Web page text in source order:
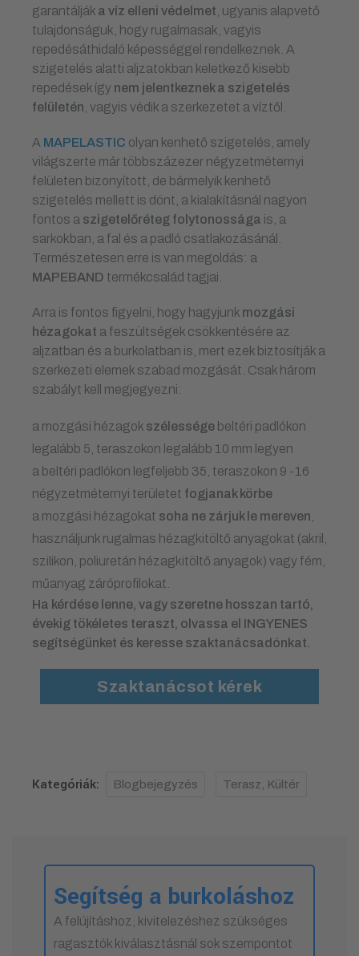
garantálják a víz elleni védelmet , ugyanis alapvető
tulajdonságuk, hogy rugalmasak, vagyis
repedésáthidaló képességgel rendelkeznek. A
szigetelés alatti aljzatokban keletkező kisebb
repedések így nem jelentkeznek a szigetelés
felületén , vagyis védik a szerkezetet a víztől.
A MAPELASTIC olyan kenhető szigetelés, amely
világszerte már többszázezer négyzetméternyi
felületen bizonyított, de bármelyik kenhető
szigetelés mellett is dönt, a kialakításnál nagyon
fontos a szigetelőréteg folytonossága is, a
sarkokban, a fal és a padló csatlakozásánál.
Természetesen erre is van megoldás: a
MAPEBAND termékcsalád tagjai.
Arra is fontos figyelni, hogy hagyjunk mozgási
hézagokat a feszültségek csökkentésére az
aljzatban és a burkolatban is, mert ezek biztosítják a
szerkezeti elemek szabad mozgását. Csak három
szabályt kell megjegyezni:
a mozgási hézagok szélessége beltéri padlókon
legalább 5, teraszokon legalább 10 mm legyen
a beltéri padlókon legfeljebb 35, teraszokon 9 -16
négyzetméternyi területet fogjanak körbe
a mozgási hézagokat soha ne zárjuk le mereven
használjunk rugalmas hézagkitöltő anyagokat (akril,
szilikon, poliuretán hézagkitöltő anyagok) vagy fém,
műanyag záróprofilokat.
Ha kérdése lenne, vagy szeretne hosszan tartó,
évekig tökéletes teraszt, olvassa el INGYENES
segítségünket és keresse szaktanácsadónkat.
Szaktanácsot kérek
Kategóriák: Blogbejegyzés Terasz, Kültér
Segítség a burkoláshoz
A felújításhoz, kivitelezéshez szükséges
ragasztók kiválasztásnál sok szempontot